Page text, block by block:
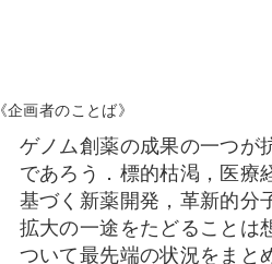
《企画者のことば》
ゲノム創薬の成果の一つが
であろう．標的枯渇，医療
基づく新薬開発，革新的分
拡大の一途をたどることは
ついて最先端の状況をまと